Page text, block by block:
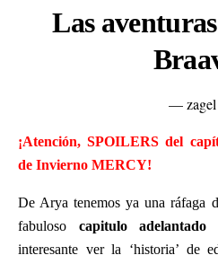
Las
—
¡Atención, SPOILERS del
de Invierno MERCY!
De Arya tenemos ya una ráfaga
fabuloso capitulo adelantado
interesante ver la ‘historia’ de